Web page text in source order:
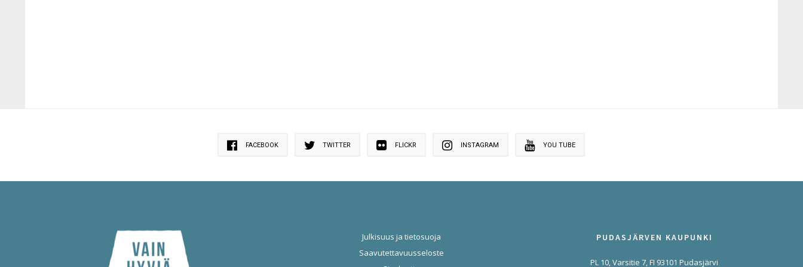
FACEBOOK TWITTER FLICKR INSTAGRAM YOU TUBE
Julkisuus ja tietosuoja
Saavutettavuusseloste
PUDASJÄRVEN KAUPUNKI
PL 10, Varsitie 7, FI 93101 Pudasjärvi